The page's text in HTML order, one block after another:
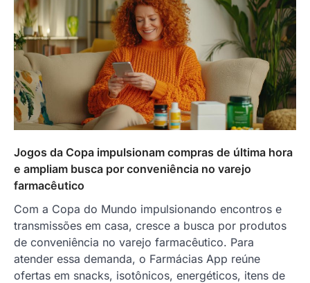
Jogos da Copa impulsionam compras de última hora
e ampliam busca por conveniência no varejo
farmacêutico
Com a Copa do Mundo impulsionando encontros e
transmissões em casa, cresce a busca por produtos
de conveniência no varejo farmacêutico. Para
atender essa demanda, o Farmácias App reúne
ofertas em snacks, isotônicos, energéticos, itens de